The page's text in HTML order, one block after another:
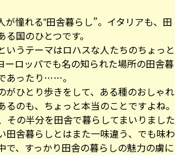
憧れる‟田舎暮らし”。イタリアも、田
国のひとつです。
いうテーマはロハスな人たちのちょっと
ーロッパでも名の知られた場所の田舎暮
あったり……。
がひとり歩きをして、ある種のおしゃれ
のも、ちょっと本当のことですよね。
その半分を田舎で暮らしてまいりました
田舎暮らしとはまた一味違う、でも味わ
で、すっかり田舎の暮らしの魅力の虜に